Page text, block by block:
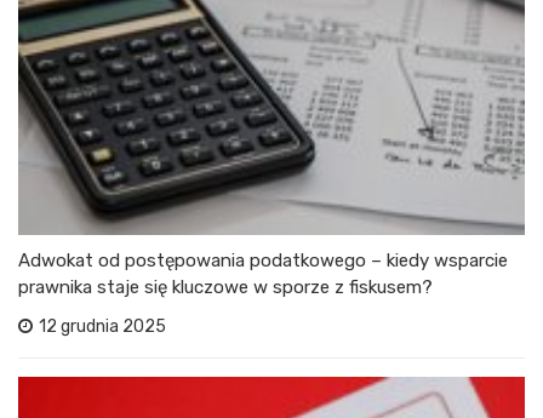
Adwokat od postępowania podatkowego – kiedy wsparcie
prawnika staje się kluczowe w sporze z fiskusem?
12 grudnia 2025